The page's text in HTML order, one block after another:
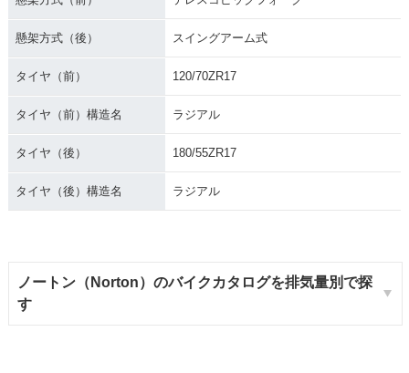
懸架方式（後） スイングアーム式
タイヤ（前） 120/70ZR17
タイヤ（前）構造名 ラジアル
タイヤ（後） 180/55ZR17
タイヤ（後）構造名 ラジアル
ノートン（Norton）のバイクカタログを排気量別で探
す